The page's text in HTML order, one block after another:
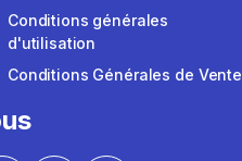
Conditions générales
d'utilisation
Conditions Générales de Vente